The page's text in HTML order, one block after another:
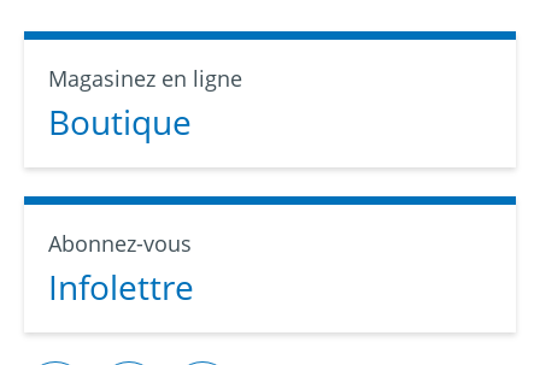
Magasinez en ligne
Boutique
Abonnez-vous
Infolettre